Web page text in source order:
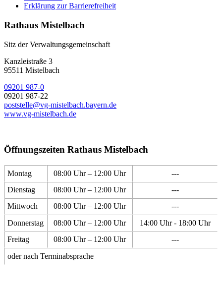
Erklärung zur Barrierefreiheit
Rathaus Mistelbach
Sitz der Verwaltungsgemeinschaft
Kanzleistraße 3
95511 Mistelbach
09201 987-0
09201 987-22
poststelle@vg-mistelbach.bayern.de
www.vg-mistelbach.de
Öffnungszeiten Rathaus Mistelbach
Montag 08:00 Uhr – 12:00 Uhr
---
Dienstag
08:00 Uhr – 12:00 Uhr
---
Mittwoch
08:00 Uhr – 12:00 Uhr
---
Donnerstag
08:00 Uhr – 12:00 Uhr
14:00 Uhr - 18:00 Uhr
Freitag
08:00 Uhr – 12:00 Uhr
---
oder nach Terminabsprache